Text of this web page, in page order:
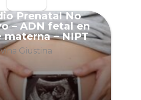
Prenatal No
– ADN fetal en
materna – NIPT
Giustina